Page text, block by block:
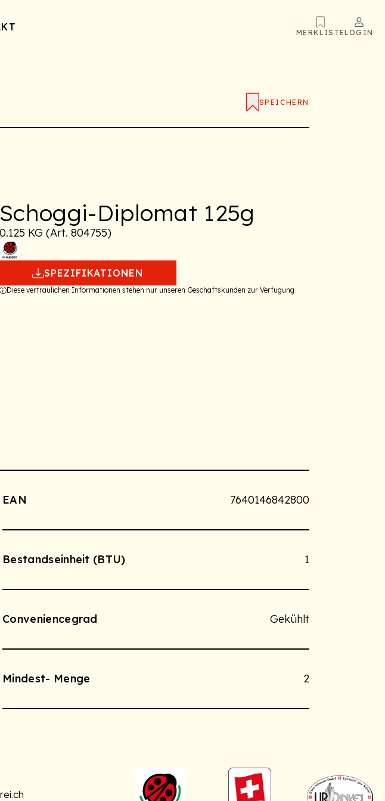
MERKLISTELOGIN
SPEICHERN
Schoggi-Diplomat 125g
0.125 KG (Art. 804755)
SPEZIFIKATIONEN
Diese vertraulichen Informationen stehen nur unseren Geschäftskunden zur Verfügung
EAN 7640146842800
Bestandseinheit (BTU) 1
Conveniencegrad Gekühlt
Mindest- Menge 2